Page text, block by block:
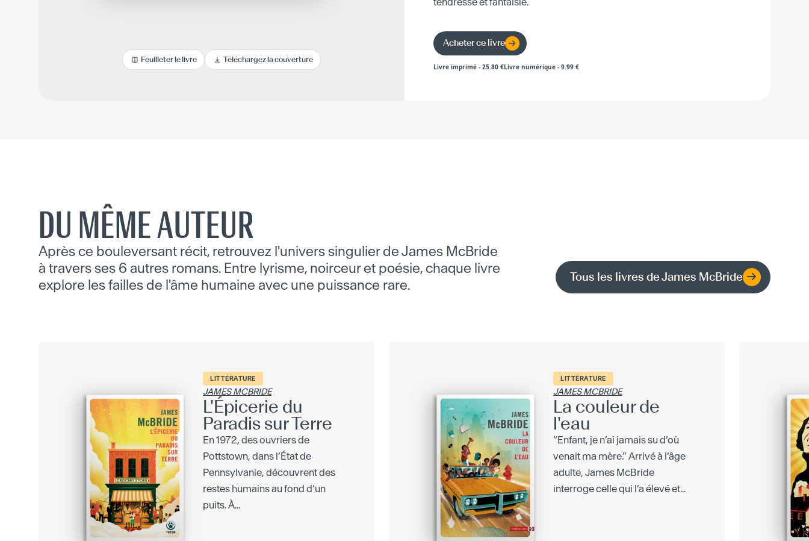
Feuilleter le livre Téléchargez la couverture
Acheter ce livre
Livre imprimé - 25.80 €Livre numérique - 9.99 €
DU MÊME AUTEUR
Après ce bouleversant récit, retrouvez l'univers singulier de James McBride
à travers ses 6 autres romans. Entre lyrisme, noirceur et poésie, chaque livre
explore les failles de l'âme humaine avec une puissance rare.
Tous les livres deJames McBride
LITTÉRATURE
JAMES MCBRIDE
L'Épicerie du
Paradis sur Terre
En 1972, des ouvriers de
Pottstown, dans l’État de
Pennsylvanie, découvrent des
restes humains au fond d’un
puits. À...
LITTÉRATURE
JAMES MCBRIDE
La couleur de
l'eau
“Enfant, je n’ai jamais su d’où
venait ma mère.” Arrivé à l’âge
adulte, James McBride
interroge celle qui l’a élevé et...